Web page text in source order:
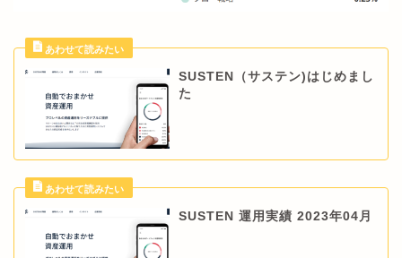
SUSTEN（サステン)はじめまし
た
SUSTEN 運用実績 2023年04月